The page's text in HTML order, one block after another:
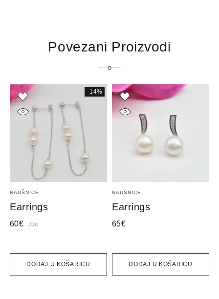
Povezani Proizvodi
-14%
DODAJ U KOŠARICU
NAUŠNICE
Earrings
70€
60€
DODAJ U KOŠARICU
NAUŠNICE
Earrings
65€